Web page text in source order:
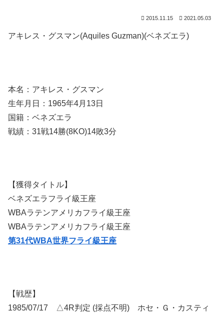
2015.11.15 2021.05.03
アキレス・グスマン(Aquiles Guzman)(ベネズエラ)
本名：アキレス・グスマン
生年月日：1965年4月13日
国籍：ベネズエラ
戦績：31戦14勝(8KO)14敗3分
【獲得タイトル】
ベネズエラフライ級王座
WBAラテンアメリカフライ級王座
WBAラテンアメリカフライ級王座
第31代WBA世界フライ級王座
【戦歴】
1985/07/17 △4R判定 (採点不明) ホセ・Ｇ・カスティ